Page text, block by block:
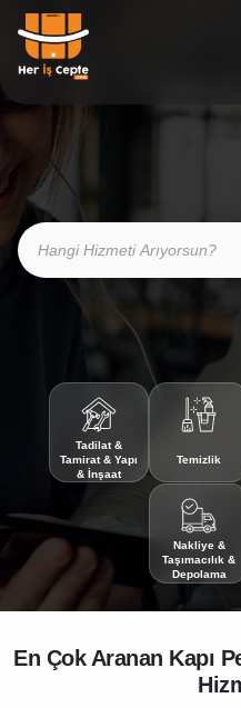
Tadilat &
Tamirat & Yapı
& İnşaat
Temizlik
Nakliye &
Taşımacılık &
Depolama
En Çok Aranan Kapı